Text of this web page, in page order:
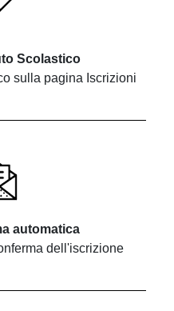
Scolastico
sulla pagina Iscrizioni
automatica
dell'iscrizione